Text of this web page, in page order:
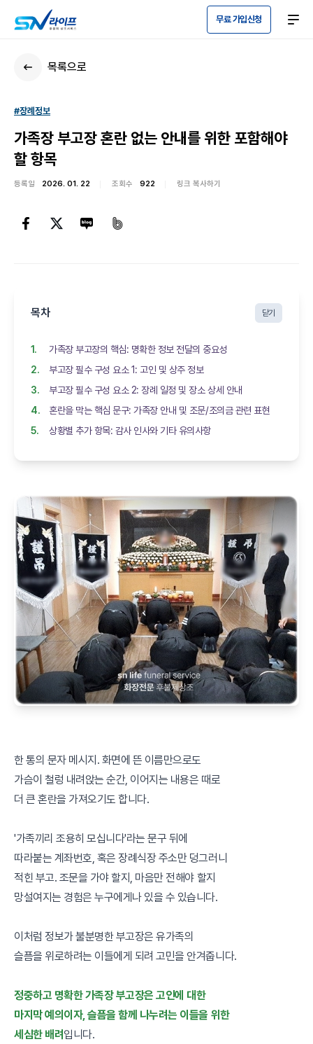
무료 가입신청
목록으로
#장례정보
가족장 부고장 혼란 없는 안내를 위한 포함해야
할 항목
등록일 2026. 01. 22 조회수 922 링크 복사하기
목차 닫기
가족장 부고장의 핵심: 명확한 정보 전달의 중요성
부고장 필수 구성 요소 1: 고인 및 상주 정보
부고장 필수 구성 요소 2: 장례 일정 및 장소 상세 안내
혼란을 막는 핵심 문구: 가족장 안내 및 조문/조의금 관련 표현
상황별 추가 항목: 감사 인사와 기타 유의사항
한 통의 문자 메시지. 화면에 뜬 이름만으로도
가슴이 철렁 내려앉는 순간, 이어지는 내용은 때로
더 큰 혼란을 가져오기도 합니다.
'가족끼리 조용히 모십니다'라는 문구 뒤에
따라붙는 계좌번호, 혹은 장례식장 주소만 덩그러니
적힌 부고. 조문을 가야 할지, 마음만 전해야 할지
망설여지는 경험은 누구에게나 있을 수 있습니다.
이처럼 정보가 불분명한 부고장은 유가족의
슬픔을 위로하려는 이들에게 되려 고민을 안겨줍니다.
정중하고 명확한 가족장 부고장은 고인에 대한
마지막 예의이자, 슬픔을 함께 나누려는 이들을 위한
세심한 배려 입니다.